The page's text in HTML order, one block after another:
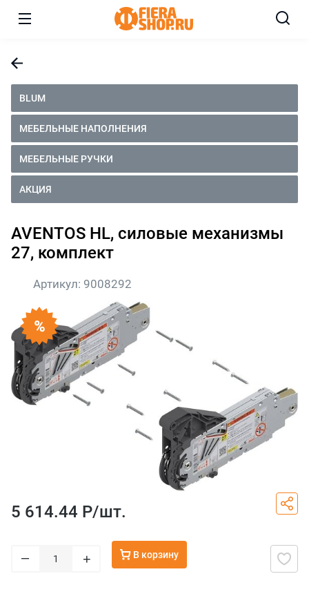
BLUM
МЕБЕЛЬНЫЕ НАПОЛНЕНИЯ
МЕБЕЛЬНЫЕ РУЧКИ
АКЦИЯ
AVENTOS HL, силовые механизмы
27, комплект
Артикул: 9008292
5 614.44 Р/шт.
– + В корзину